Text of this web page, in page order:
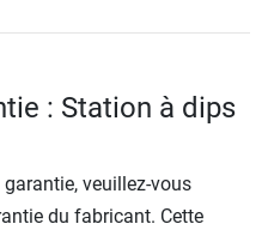
: Station à dips
veuillez-vous
du fabricant. Cette